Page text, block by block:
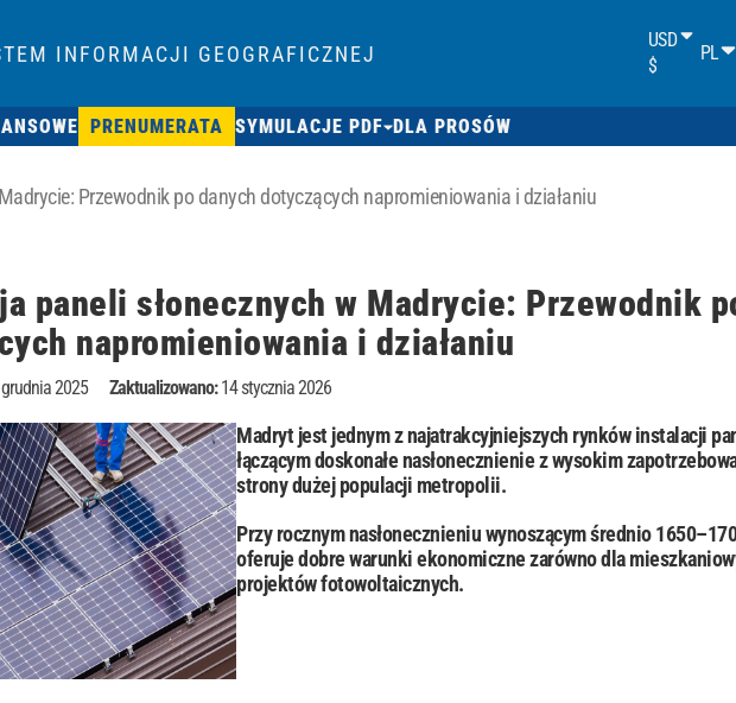
INFORMACJI GEOGRAFICZNEJ
USD
$
PL
PRENUMERATA SYMULACJE PDF DLA PROSÓW
Przewodnik po danych dotyczących napromieniowania i działaniu
paneli słonecznych w Madrycie: Przewodnik
napromieniowania i działaniu
2025 Zaktualizowano: 14 stycznia 2026
Madryt jest jednym z najatrakcyjniejszych rynków instalacji
łączącym doskonałe nasłonecznienie z wysokim
strony dużej populacji metropolii.
Przy rocznym nasłonecznieniu wynoszącym średnio
oferuje dobre warunki ekonomiczne zarówno dla
projektów fotowoltaicznych.